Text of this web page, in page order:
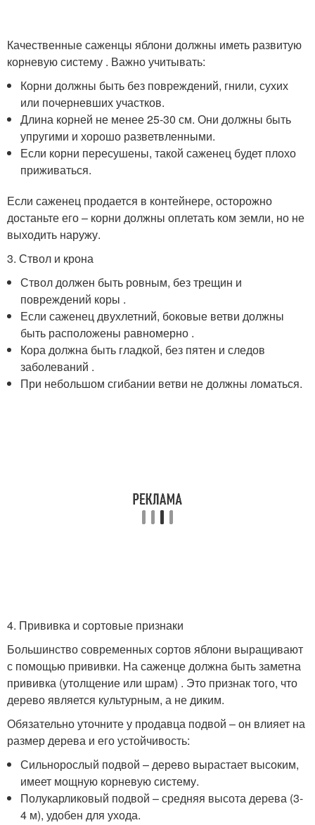
Качественные саженцы яблони должны иметь развитую
корневую систему . Важно учитывать:
Корни должны быть без повреждений, гнили, сухих
или почерневших участков.
Длина корней не менее 25-30 см. Они должны быть
упругими и хорошо разветвленными.
Если корни пересушены, такой саженец будет плохо
приживаться.
Если саженец продается в контейнере, осторожно
достаньте его – корни должны оплетать ком земли, но не
выходить наружу.
3. Ствол и крона
Ствол должен быть ровным, без трещин и
повреждений коры .
Если саженец двухлетний, боковые ветви должны
быть расположены равномерно .
Кора должна быть гладкой, без пятен и следов
заболеваний .
При небольшом сгибании ветви не должны ломаться.
4. Прививка и сортовые признаки
Большинство современных сортов яблони выращивают
с помощью прививки. На саженце должна быть заметна
прививка (утолщение или шрам) . Это признак того, что
дерево является культурным, а не диким.
Обязательно уточните у продавца подвой – он влияет на
размер дерева и его устойчивость:
Сильнорослый подвой – дерево вырастает высоким,
имеет мощную корневую систему.
Полукарликовый подвой – средняя высота дерева (3-
4 м), удобен для ухода.